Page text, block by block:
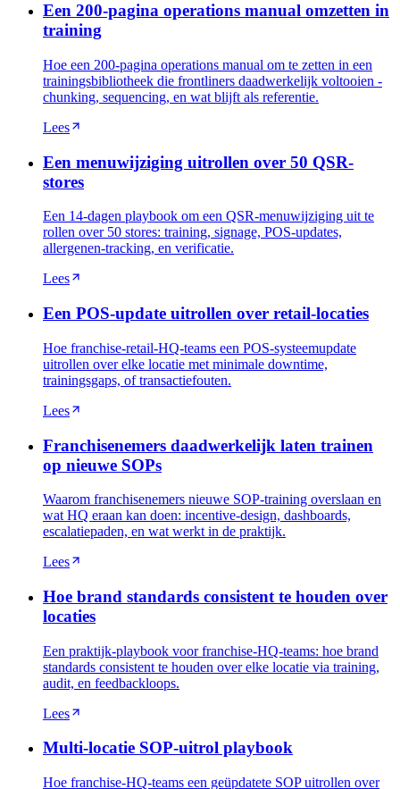
Een 200-pagina operations manual omzetten in
training
Hoe een 200-pagina operations manual om te zetten in een
trainingsbibliotheek die frontliners daadwerkelijk voltooien -
chunking, sequencing, en wat blijft als referentie.
Lees
Een menuwijziging uitrollen over 50 QSR-
stores
Een 14-dagen playbook om een QSR-menuwijziging uit te
rollen over 50 stores: training, signage, POS-updates,
allergenen-tracking, en verificatie.
Lees
Een POS-update uitrollen over retail-locaties
Hoe franchise-retail-HQ-teams een POS-systeemupdate
uitrollen over elke locatie met minimale downtime,
trainingsgaps, of transactiefouten.
Lees
Franchisenemers daadwerkelijk laten trainen
op nieuwe SOPs
Waarom franchisenemers nieuwe SOP-training overslaan en
wat HQ eraan kan doen: incentive-design, dashboards,
escalatiepaden, en wat werkt in de praktijk.
Lees
Hoe brand standards consistent te houden over
locaties
Een praktijk-playbook voor franchise-HQ-teams: hoe brand
standards consistent te houden over elke locatie via training,
audit, en feedbackloops.
Lees
Multi-locatie SOP-uitrol playbook
Hoe franchise-HQ-teams een geüpdatete SOP uitrollen over